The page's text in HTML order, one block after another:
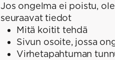
Jos ongelma ei poistu,
seuraavat tiedot
Mitä koitit tehdä
Sivun osoite, jossa
Virhetapahtuman